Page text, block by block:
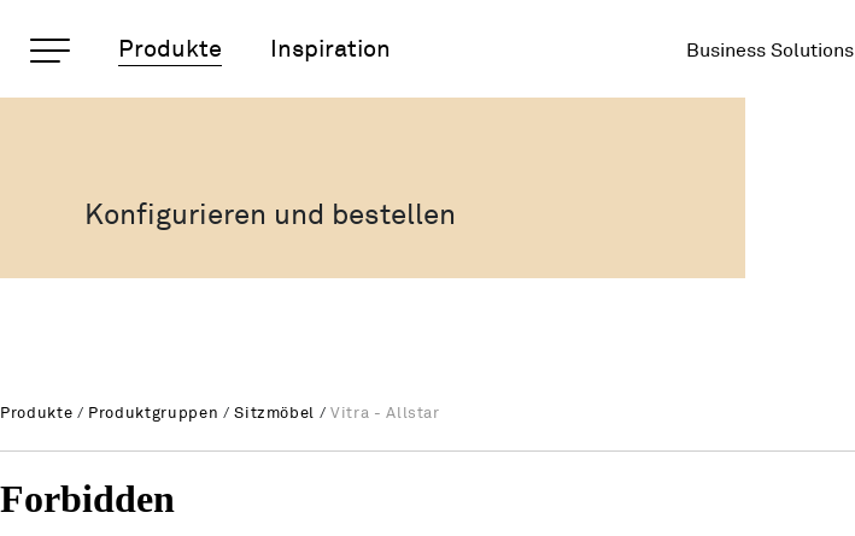
Vitra - Allstar
Wichtige Seiten
Kontakt
Metanavigation
Produkte Inspiration Business Solutions
Konfigurieren und bestellen
Produkte / Produktgruppen /Sitzmöbel /Vitra - Allstar